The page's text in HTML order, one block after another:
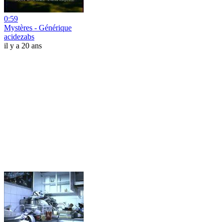
0:59
Mystères - Générique
acidezabs
il y a 20 ans